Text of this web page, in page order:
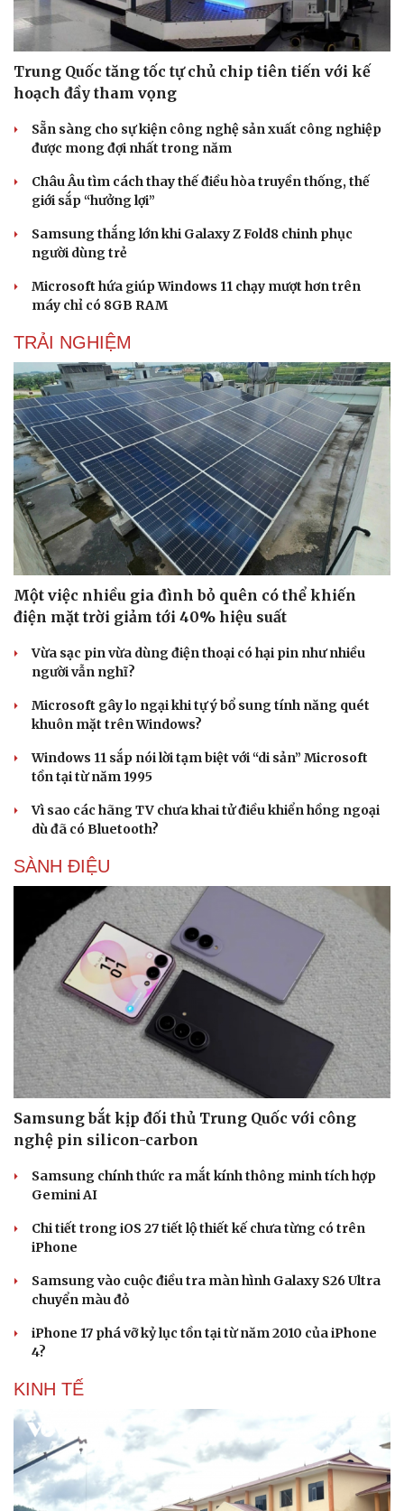
Doanh nghiệp
Thông tin doanh nghiệp
Doanh nghiệp 24h
Doanh nhân
Vì cộng đồng
Công nghệ
Sành điệu
Tin Công nghệ
Trải nghiệm
Chuyển đổi số
Trung Quốc tăng tốc tự chủ chip tiên tiến với kế
hoạch đầy tham vọng
Sẵn sàng cho sự kiện công nghệ sản xuất công nghiệp
được mong đợi nhất trong năm
Châu Âu tìm cách thay thế điều hòa truyền thống, thế
giới sắp “hưởng lợi”
Samsung thắng lớn khi Galaxy Z Fold8 chinh phục
người dùng trẻ
Microsoft hứa giúp Windows 11 chạy mượt hơn trên
máy chỉ có 8GB RAM
TRẢI NGHIỆM
Một việc nhiều gia đình bỏ quên có thể khiến
điện mặt trời giảm tới 40% hiệu suất
Vừa sạc pin vừa dùng điện thoại có hại pin như nhiều
người vẫn nghĩ?
Microsoft gây lo ngại khi tự ý bổ sung tính năng quét
khuôn mặt trên Windows?
Windows 11 sắp nói lời tạm biệt với “di sản” Microsoft
tồn tại từ năm 1995
Vì sao các hãng TV chưa khai tử điều khiển hồng ngoại
dù đã có Bluetooth?
SÀNH ĐIỆU
Samsung bắt kịp đối thủ Trung Quốc với công
nghệ pin silicon-carbon
Samsung chính thức ra mắt kính thông minh tích hợp
Gemini AI
Chi tiết trong iOS 27 tiết lộ thiết kế chưa từng có trên
iPhone
Samsung vào cuộc điều tra màn hình Galaxy S26 Ultra
chuyển màu đỏ
iPhone 17 phá vỡ kỷ lục tồn tại từ năm 2010 của iPhone
4?
KINH TẾ